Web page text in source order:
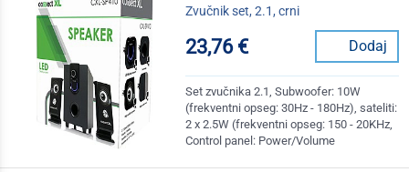
Zvučnik set, 2.1, crni
23,76 € Dodaj
Set zvučnika 2.1, Subwoofer: 10W
(frekventni opseg: 30Hz - 180Hz), sateliti:
2 x 2.5W (frekventni opseg: 150 - 20KHz,
Control panel: Power/Volume